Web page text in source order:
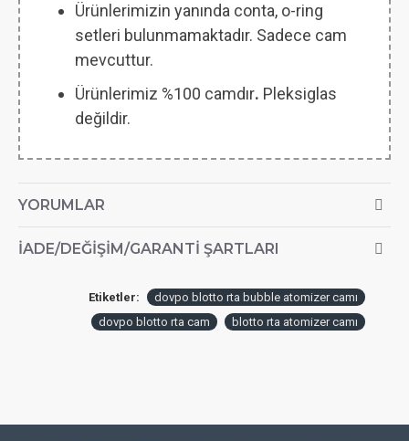
Ürünlerimizin yanında conta, o-ring
setleri bulunmamaktadır. Sadece cam
mevcuttur.
Ürünlerimiz %100 camdır. Pleksiglas
değildir.
YORUMLAR
İADE/DEĞIŞIM/GARANTI ŞARTLARI
Etiketler:
dovpo blotto rta bubble atomizer camı
dovpo blotto rta cam
blotto rta atomizer camı